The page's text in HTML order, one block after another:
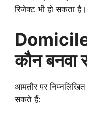
रिजेक्ट भी हो सकता है।
कौन बनवा
आमतौर पर
सकते हैं: